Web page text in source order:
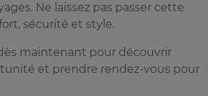
Ne laissez pas passer cette
sécurité et style.
maintenant pour découvrir
et prendre rendez-vous pour